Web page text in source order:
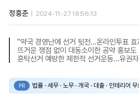
정흥준 2024-11-27 18:56:13
"약국 경영난에 선거 뒷전...온라인투표
뜨거운 쟁점 없이 대동소이한 공약 홍보도
혼탁선거 예방한 제한적 선거운동...유권
PR 법률 · 세무 · 노무 · 개국 · 대출 · 인테리어